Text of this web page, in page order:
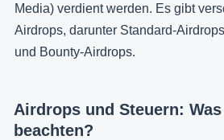
Media) verdient werden. Es gibt
Airdrops, darunter Standard-
und Bounty-Airdrops.
Airdrops und Steuern:
beachten?